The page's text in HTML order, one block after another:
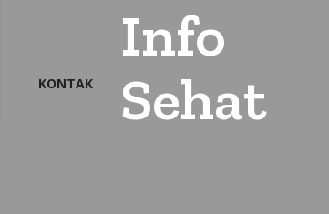
KONTAK
Info
Sehat